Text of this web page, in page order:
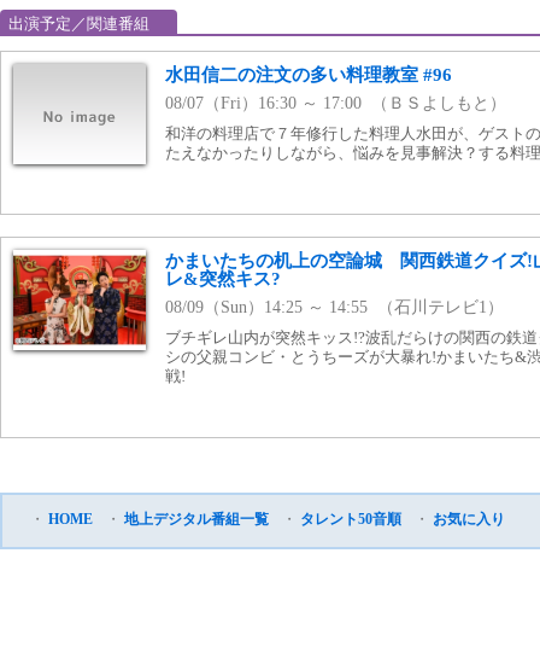
出演予定／関連番組
水田信二の注文の多い料理教室 #96
08/07（Fri）16:30 ～ 17:00 （ＢＳよしもと）
和洋の料理店で７年修行した料理人水田が、ゲスト
たえなかったりしながら、悩みを見事解決？する料
かまいたちの机上の空論城 関西鉄道クイズ!
レ&突然キス?
08/09（Sun）14:25 ～ 14:55 （石川テレビ1）
ブチギレ山内が突然キッス!?波乱だらけの関西の鉄
シの父親コンビ・とうちーズが大暴れ!かまいたち&
戦!
・ HOME ・ 地上デジタル番組一覧 ・ タレント50音順 ・ お気に入り